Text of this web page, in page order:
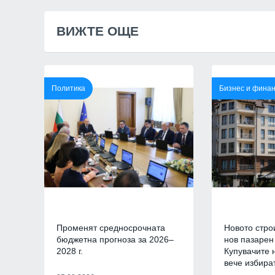
ВИЖТЕ ОЩЕ
Политика
Променят средносрочната
бюджетна прогноза за 2026–
2028 г.
Бизнес и
Новото
нов
Купувачите
вече
Интерактивна карта
БУРГАС
Ал. Йорданов: Родата
кандидата на
е толкова червена, че
ни се лансира за
на
МНЕНИЯ И АНАЛИЗИ
средновековния град
Радев за инцидента с